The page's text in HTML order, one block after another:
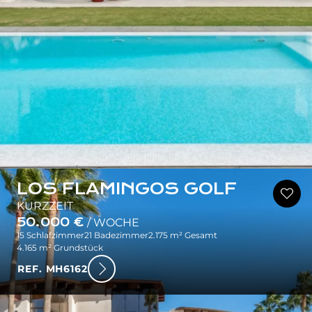
LOS FLAMINGOS GOLF
KURZZEIT
50.000 €/ WOCHE
15 Schlafzimmer21 Badezimmer2.175 m² Gesamt
4.165 m² Grundstück
REF. MH6162